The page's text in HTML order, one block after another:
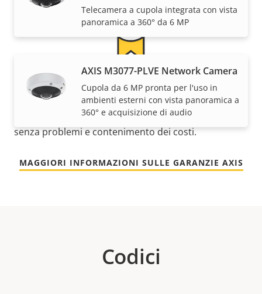
Telecamera a cupola integrata con vista
panoramica a 360° da 6 MP
AXIS M3077-PLVE Network Camera
Cupola da 6 MP pronta per l'uso in
ambienti esterni con vista panoramica a
360° e acquisizione di audio
Per tranquillità
La nostra garanzia di 3 anni offre funzionamento
senza problemi e contenimento dei costi.
MAGGIORI INFORMAZIONI SULLE GARANZIE AXIS
Codici